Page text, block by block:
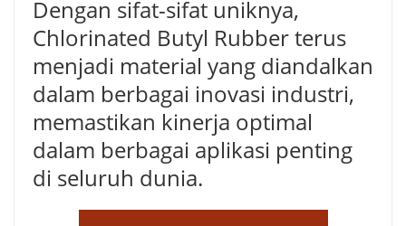
Dengan sifat-sifat uniknya,
Chlorinated Butyl Rubber terus
menjadi material yang diandalkan
dalam berbagai inovasi industri,
memastikan kinerja optimal
dalam berbagai aplikasi penting
di seluruh dunia.